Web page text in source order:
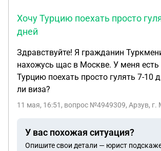
Хочу Турцию поехать просто
дней
Здравствуйте! Я гражданин
нахожусь щас в Москве. У меня
Турцию поехать просто гулять 7-10
ли виза?
11 мая, 16:51 , вопрос №4949309, Арзув, г.
У вас похожая ситуация?
Опишите свои детали — юрист